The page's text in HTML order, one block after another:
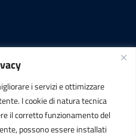
i servizi e ottimizzare
I cookie di natura tecnica
il corretto funzionamento del
possono essere installati